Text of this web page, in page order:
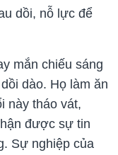
dồi, nỗ lực để
mắn chiếu sáng
dào. Họ làm ăn
này tháo vát,
được sự tin
Sự nghiệp của